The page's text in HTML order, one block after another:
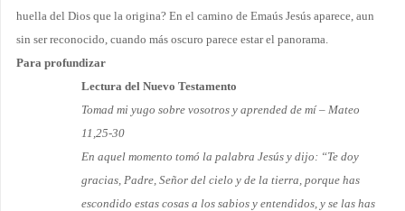
huella del Dios que la origina? En el camino de Emaús Jesús apa­rece, aun
sin ser reconocido, cuando más oscuro parece estar el panorama.
Para profundizar
Lectura del Nuevo Testamento
Tomad mi yugo sobre vosotros y aprended de mí – Mateo
11,25-30
En aquel momento tomó la palabra Jesús y dijo: “Te doy
gracias, Padre, Señor del cielo y de la tierra, porque has
escondido estas cosas a los sabios y entendidos, y se las has